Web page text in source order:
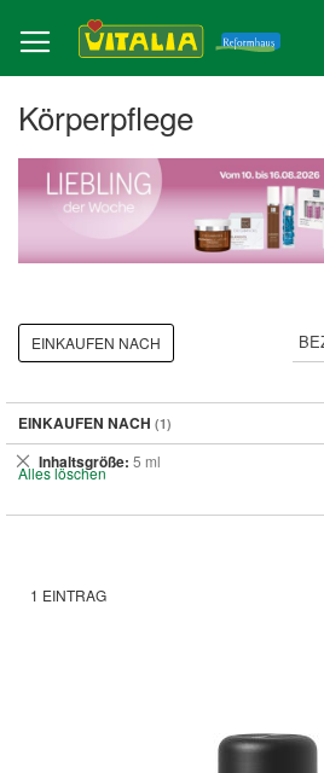
zum
Inhalt
Körperpflege
1 EINTRAG
EINKAUFEN NACH
EINKAUFEN NACH
Inhaltsgröße 5 ml
Dies
entfernen
Alles löschen